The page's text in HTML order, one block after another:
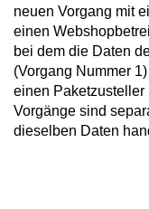
neuen Vorgang mit
einen
bei dem die Daten
(Vorgang Nummer
einen Paketzusteller
Vorgänge sind
dieselben Daten